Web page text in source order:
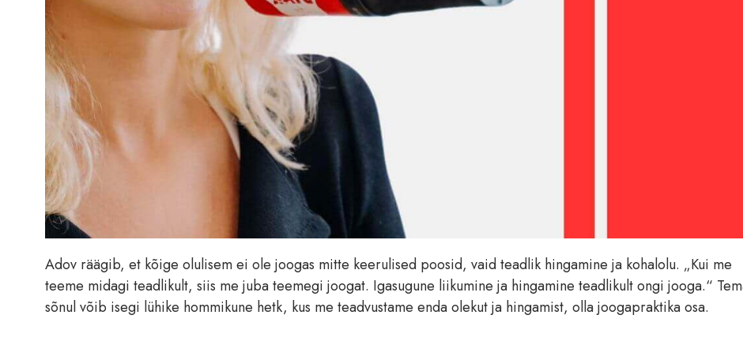
Adov räägib, et kõige olulisem ei ole joogas mitte keerulised poosid, vaid teadlik hingamine ja kohalolu. „Kui me
teeme midagi teadlikult, siis me juba teemegi joogat. Igasugune liikumine ja hingamine teadlikult ongi jooga.“
sõnul võib isegi lühike hommikune hetk, kus me teadvustame enda olekut ja hingamist, olla joogapraktika osa.